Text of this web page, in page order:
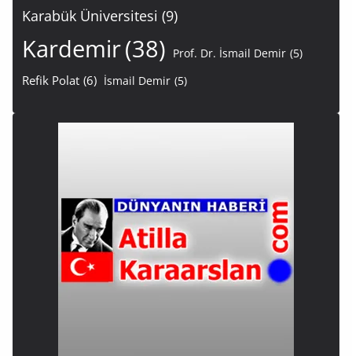
Karabük Üniversitesi (9)
Kardemir(38) Prof. Dr. İsmail Demir (5)
Refik Polat (6) İsmail Demir (5)